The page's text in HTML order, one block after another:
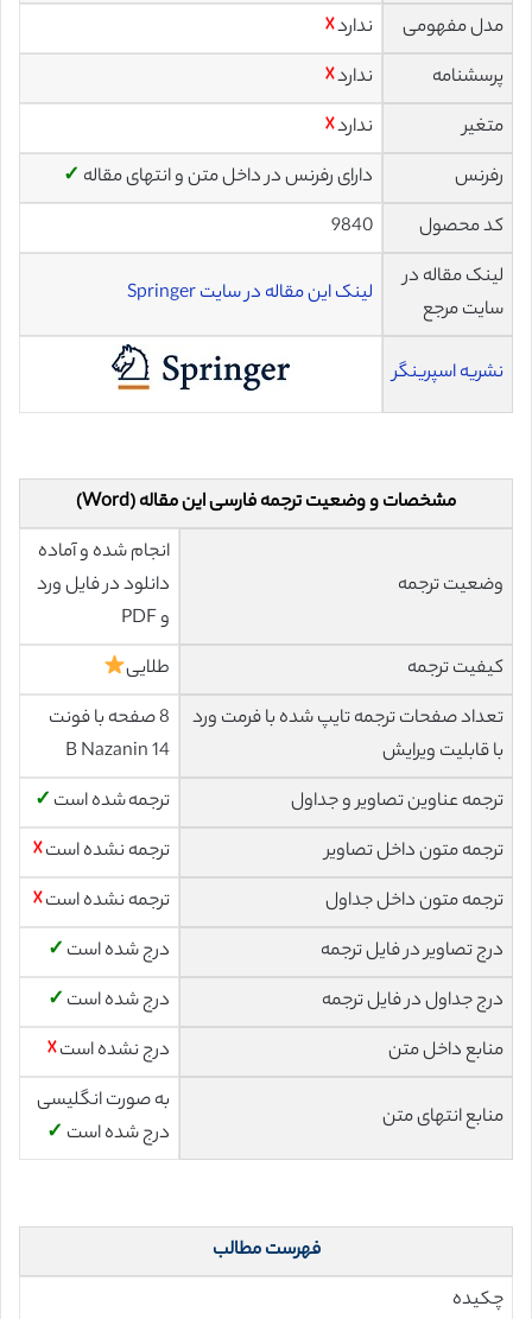
مدل مفهومی ندارد☓
پرسشنامه
ندارد☓
متغیر
ندارد☓
رفرنس
دارای رفرنس در داخل متن و انتهای مقاله ✓
کد محصول
9840
لینک مقاله در
سایت مرجع
لینک این مقاله در سایت Springer
نشریه اسپرینگر
مشخصات و وضعیت ترجمه فارسی این مقاله (Word)
وضعیت ترجمه
انجام شده و آماده
دانلود در فایل ورد
و PDF
کیفیت ترجمه
طلایی
تعداد صفحات ترجمه تایپ شده با فرمت ورد
با قابلیت ویرایش
8 صفحه با فونت
14 B Nazanin
ترجمه عناوین تصاویر و جداول
ترجمه شده است ✓
ترجمه متون داخل تصاویر
ترجمه نشده است☓
ترجمه متون داخل جداول
ترجمه نشده است☓
درج تصاویر در فایل ترجمه
درج شده است ✓
درج جداول در فایل ترجمه
درج شده است ✓
منابع داخل متن
درج نشده است☓
منابع انتهای متن
به صورت انگلیسی
درج شده است ✓
فهرست مطالب
چکیده